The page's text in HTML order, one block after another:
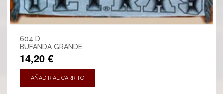
604 D
BUFANDA GRANDE
14,20 €
AÑADIR AL CARRITO